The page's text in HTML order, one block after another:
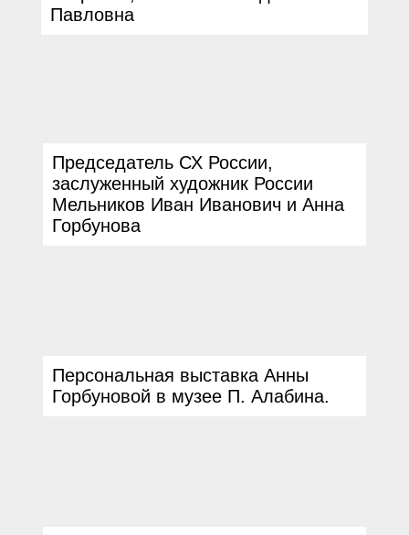
Павловна
Председатель СХ России,
заслуженный художник России
Мельников Иван Иванович и Анна
Горбунова
Персональная выставка Анны
Горбуновой в музее П. Алабина.